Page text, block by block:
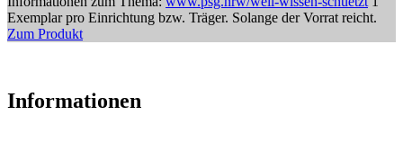
Exemplar pro Einrichtung bzw. Träger. Solange der Vorrat reicht.
Zum Produkt
Informationen